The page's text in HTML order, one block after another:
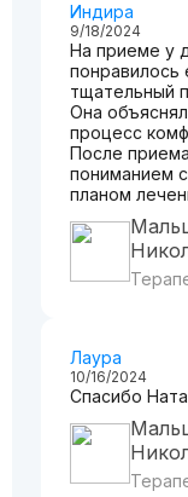
Индира
9/18/2024
На приеме у
понравилось
тщательный
Она
процесс
После
пониманием
планом
Лаура
10/16/2024
Спасибо